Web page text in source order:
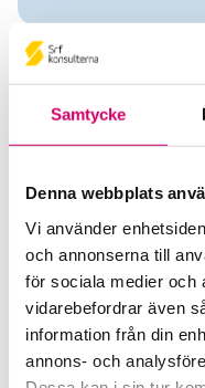
Samtycke
Denna webbplats
Vi använder
och annonserna till
för sociala medier och
vidarebefordrar även
information från din
annons- och
Marie
Auktoriserad
Marie Andersson
Södertälje
Telefon